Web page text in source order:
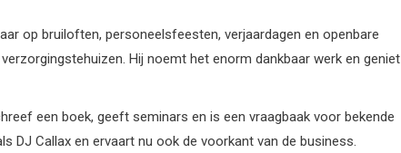
op bruiloften, personeelsfeesten, verjaardagen en openbare
Hij noemt het enorm dankbaar werk en geniet
een boek, geeft seminars en is een vraagbaak voor bekende
DJ Callax en ervaart nu ook de voorkant van de business.